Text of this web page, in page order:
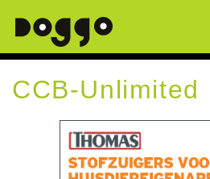
CCB-Unlimited